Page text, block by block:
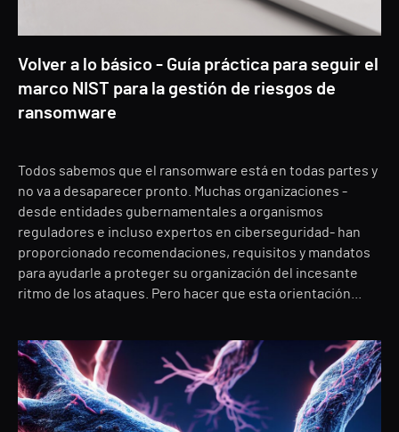
Volver a lo básico - Guía práctica para seguir el
marco NIST para la gestión de riesgos de
ransomware
Todos sabemos que el ransomware está en todas partes y
no va a desaparecer pronto. Muchas organizaciones -
desde entidades gubernamentales a organismos
reguladores e incluso expertos en ciberseguridad- han
proporcionado recomendaciones, requisitos y mandatos
para ayudarle a proteger su organización del incesante
ritmo de los ataques. Pero hacer que esta orientación...